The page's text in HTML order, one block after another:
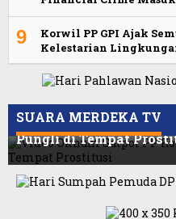
9
Korwil PP GPI Ajak
Kelestarian
SUARA MERDEKA TV
Billabong, Sekretaris
Jakarta
Video Oknum Satpol
Pungli di Tempat